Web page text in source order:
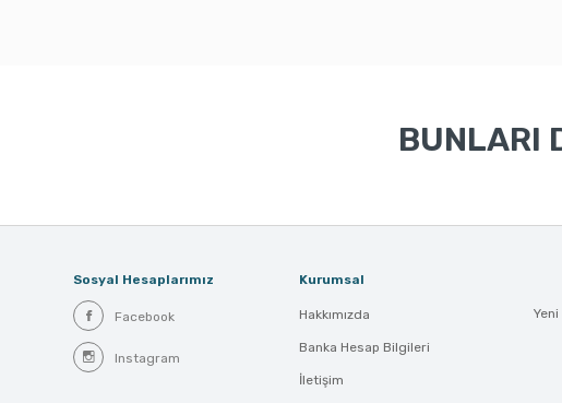
BUNLARI
Sosyal Hesaplarımız
Facebook
Instagram
Kurumsal
Hakkımızda
Banka Hesap Bilgileri
İletişim